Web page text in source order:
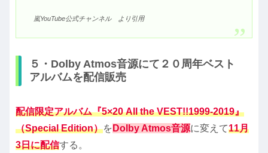
嵐YouTube公式チャンネル より引用
５・Dolby Atmos音源にて２０周年ベスト
アルバムを配信販売
配信限定アルバム『5×20 All the VEST!!1999-2019』
（Special Edition）を Dolby Atmos音源に変えて11月
3日に配信する。